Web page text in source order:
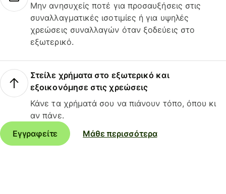
Μην ανησυχείς ποτέ για προσαυξήσεις στις
συναλλαγματικές ισοτιμίες ή για υψηλές
χρεώσεις συναλλαγών όταν ξοδεύεις στο
εξωτερικό.
Στείλε χρήματα στο εξωτερικό και
εξοικονόμησε στις χρεώσεις
Κάνε τα χρήματά σου να πιάνουν τόπο, όπου κι
αν πάνε.
Εγγραφείτε
Μάθε περισσότερα